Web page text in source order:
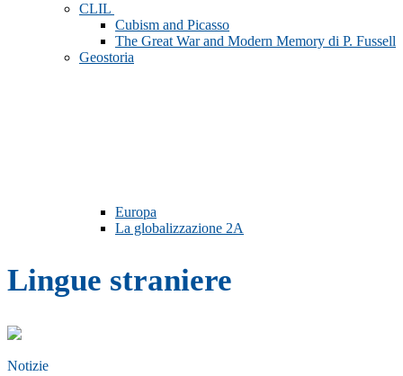
CLIL
Cubism and Picasso
The Great War and Modern Memory di P. Fussell
Geostoria
Europa
La globalizzazione 2A
Lingue straniere
Notizie